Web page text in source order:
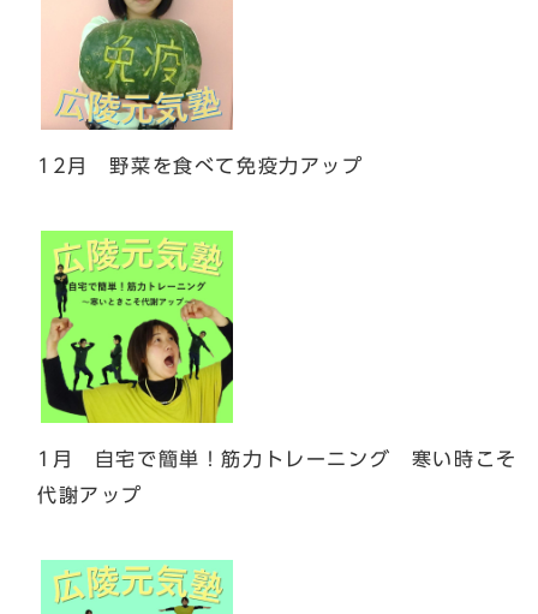
12月 野菜を食べて免疫力アップ
1月 自宅で簡単！筋力トレーニング 寒い時こそ
代謝アップ